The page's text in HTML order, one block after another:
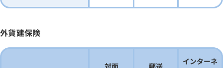
外貨建保険
対面 郵送
インターネ